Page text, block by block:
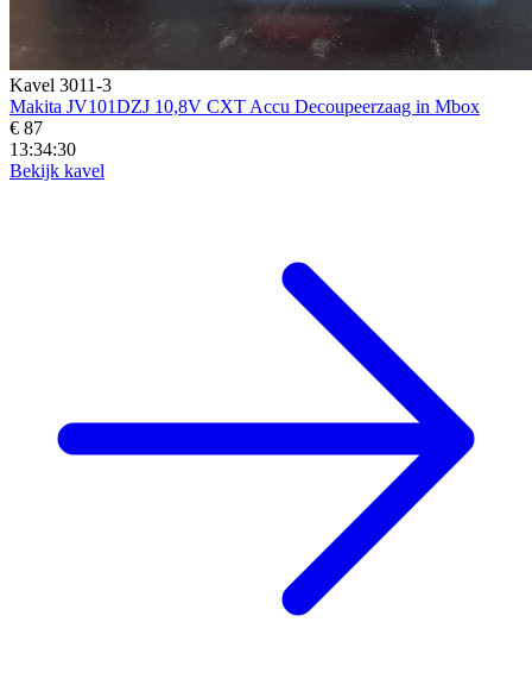
Kavel 3011-3
Makita JV101DZJ 10,8V CXT Accu Decoupeerzaag in Mbox
€ 87
13:34:28
Bekijk kavel